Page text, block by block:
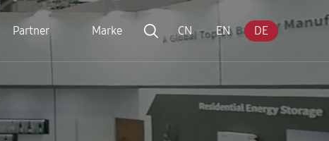
CN EN DE
Partner Marke